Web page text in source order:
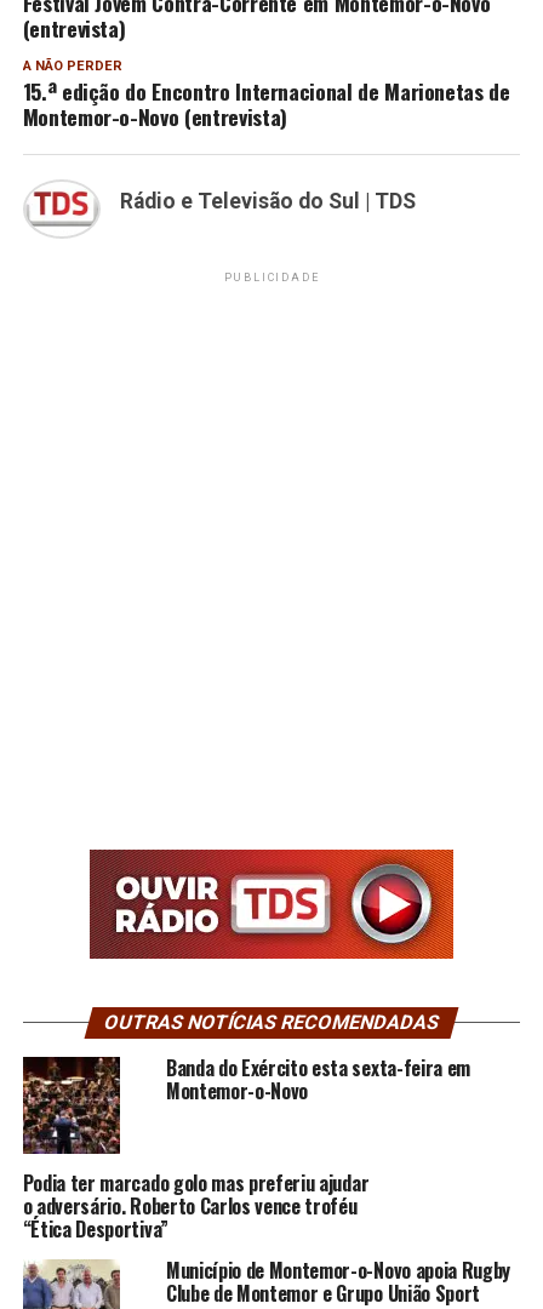
(entrevista)
A NÃO PERDER
15.ª edição do Encontro Internacional de Marionetas de
Montemor-o-Novo (entrevista)
Rádio e Televisão do Sul | TDS
PUBLICIDADE
OUTRAS NOTÍCIAS RECOMENDADAS
Banda do Exército esta sexta-feira em
Montemor-o-Novo
Podia ter marcado golo mas preferiu ajudar
o adversário. Roberto Carlos vence troféu
“Ética Desportiva”
Município de Montemor-o-Novo apoia Rugby
Clube de Montemor e Grupo União Sport